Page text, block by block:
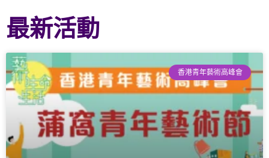
最新活動
香港青年藝術高峰會